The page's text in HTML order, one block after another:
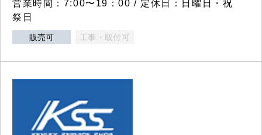
営業時間：7:00〜19：00 / 定休日：日曜日・祝
祭日
販売可 工事・取付可